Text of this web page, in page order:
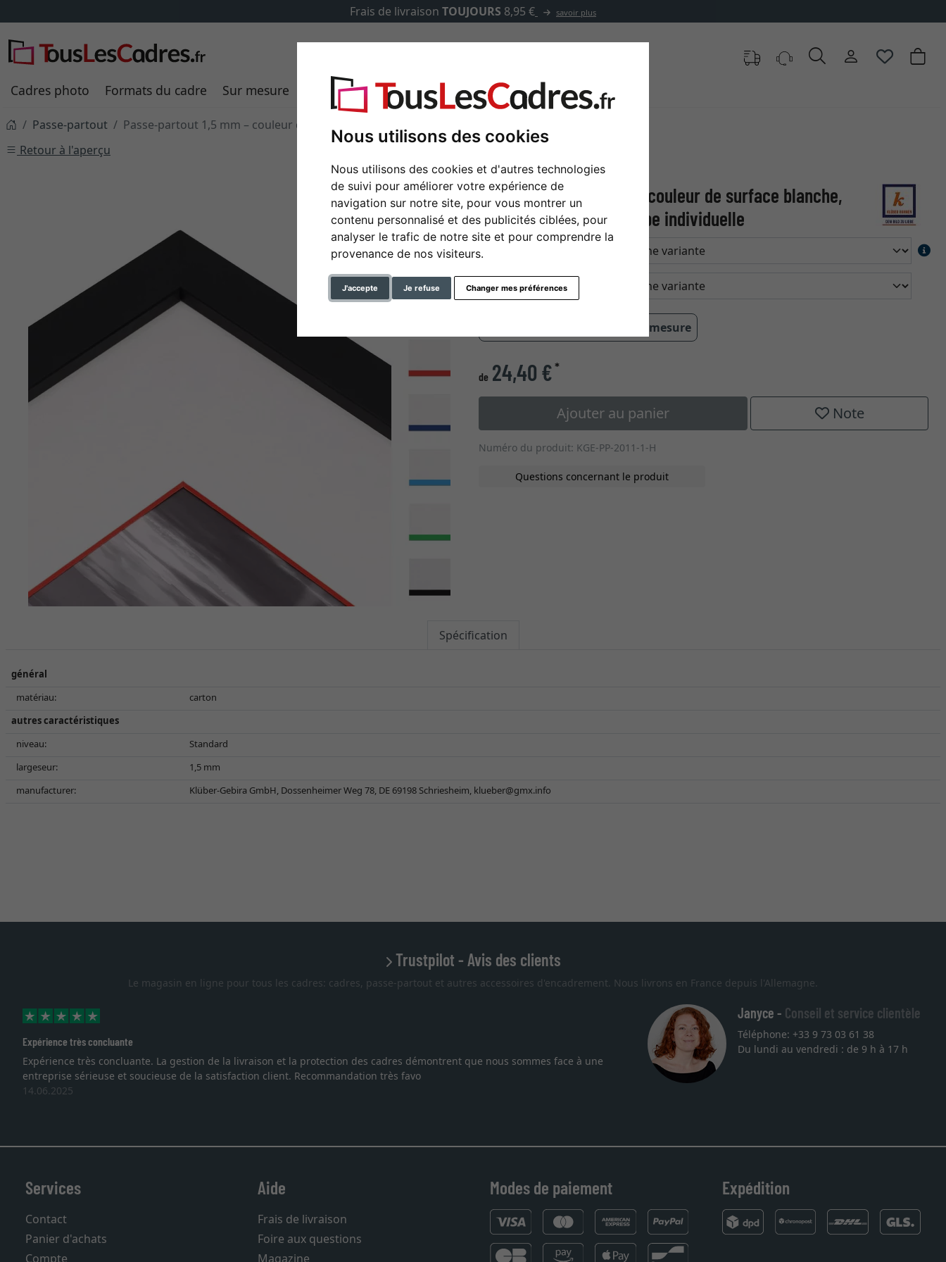
Nous utilisons des cookies
Nous utilisons des cookies et d'autres technologies
de suivi pour améliorer votre expérience de
navigation sur notre site, pour vous montrer un
contenu personnalisé et des publicités ciblées, pour
analyser le trafic de notre site et pour comprendre la
provenance de nos visiteurs.
J'accepte Je refuse Changer mes préférences
Frais de livraison TOUJOURS 8,95 € savoir plus
Cadres photo Formats du cadre Sur mesure Passe-partout Marques Accessoires
Passe-partout
Passe-partout 1,5 mm – couleur de surface blanche, cœur coloré – avec coupe individuelle
Retour à l'aperçu
Passe-partout 1,5 mm – couleur de surface blanche,
cœur coloré – avec coupe individuelle
couleur
» changer vers les cadres sur mesure
de 24,40 €*
Ajouter au panier Note
Numéro du produit: KGE-PP-2011-1-H
Questions concernant le produit
Spécification
général
matériau:
carton
autres caractéristiques
niveau:
Standard
largeseur:
1,5 mm
manufacturer:
Klüber-Gebira GmbH, Dossenheimer Weg 78, DE 69198 Schriesheim, klueber@gmx.info
Trustpilot - Avis des clients
Le magasin en ligne pour tous les cadres: cadres, passe-partout et autres accessoires d'encadrement. Nous livrons en France depuis l'Allemagne.
Expérience très concluante
Expérience très concluante. La gestion de la livraison et la protection des cadres démontrent que nous sommes face à une
entreprise sérieuse et soucieuse de la satisfaction client. Recommandation très favo
14.06.2025
Janyce - Conseil et service clientèle
Téléphone: +33 9 73 03 61 38
Du lundi au vendredi : de 9 h à 17 h
Services
Contact
Panier d'achats
Compte
Aide
Frais de livraison
Foire aux questions
Magazine
Modes de paiement Expédition